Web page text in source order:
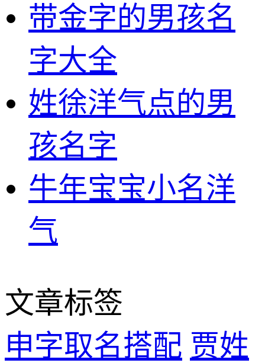
带金字的男孩名
字大全
姓徐洋气点的男
孩名字
牛年宝宝小名洋
气
文章标签
申字取名搭配 贾姓